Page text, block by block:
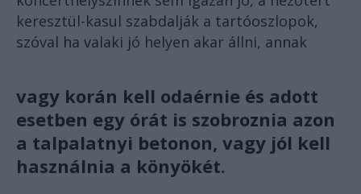
keresztül-kasul szabdalják a tartóoszlopok,
szóval ha valaki jó helyen akar állni, annak
vagy korán kell odaérnie és adott
esetben egy órát is szobroznia azon
a talpalatnyi betonon, vagy jól kell
használnia a könyökét.